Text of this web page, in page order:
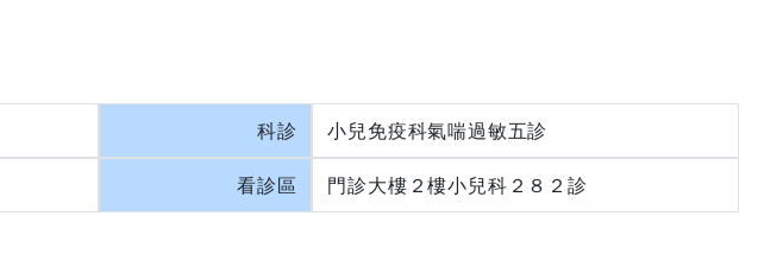
科診 小兒免疫科氣喘過敏五診
看診區 門診大樓２樓小兒科２８２診